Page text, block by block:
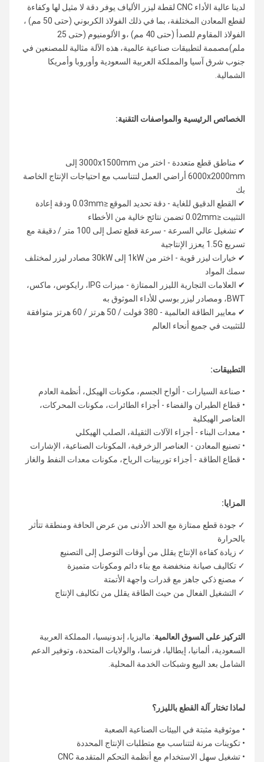
لدينا عالية الأداء CNC لقطة ليزر الألياف يوفر دقة لا مثيل لها وكفاءة
لقطع المعادن المختلفة، بما في ذلك الفولاذ الكربوني (حتى 50 مم) ،
الفولاذ المقاوم للصدأ (حتى 40 مم) ،و الألومنيوم (حتى 25
ملم)مصممة لتطبيقات صناعية عالمية، هذه الآلة مثالية للمصنعين في
جنوب شرق آسيا والمملكة العربية السعودية وأوروبا وأمريكا
الشمالية.
الخصائص الرئيسية والمواصفات التقنية:
✔ مناطق قطع متعددة - اختر من 3000x1500mm إلى
6000x2000mm أراضي العمل لتتناسب مع احتياجات الإنتاج الخاصة
بك
✔ القطع الدقيق للغاية - دقة تحديد الموقع ≤0.03mm ودقة إعادة
التثبيت ≤0.02mm تضمن نتائج خالية من الأخطاء
✔ تشغيل عالي السرعة - سرعة قطع تصل إلى 100 متر / دقيقة مع
تسريع 1.5G يعزز الإنتاجية
✔ خيارات ليزر قوية - اختر من 1kW إلى 30kW مصادر ليزر لمختلف
سمك المواد
✔ العلامات التجارية الليزر الممتازة - ميزات IPG، رايكوس، ماكس،
BWT، ومصادر ليزر بوسي للأداء الموثوق به
✔ معايير الطاقة العالمية - 380 فولت / 50 هرتز / 60 هرتز متوافقة
للتثبيت في جميع أنحاء العالم
التطبيقات:
• صناعة السيارات - ألواح الجسم، مكونات الهيكل، أنظمة العادم
• قطاع الطيران والفضاء - أجزاء الطائرات، مكونات المحركات،
العناصر الهيكلية
• معدات البناء - أجزاء الآلات الثقيلة، الصلب الهيكلي
• تصنيع المعادن - العناصر الزخرفية، المكونات الصناعية، الإشارات
• قطاع الطاقة - أجزاء توربينات الرياح، مكونات معدات النفط والغاز
المزايا:
✓ جودة قطع ممتازة مع الحد الأدنى من عرض الحافة ومنطقة تتأثر
بالحرارة
✓ زيادة كفاءة الإنتاج يقلل من أوقات التوصل إلى التصنيع
✓ تكاليف صيانة منخفضة مع بناء دائم ومكونات متميزة
✓ مصنع ذكي جاهز مع قدرات واجهة الأتمتة
✓ التشغيل الفعال من حيث الطاقة يقلل من تكاليف الإنتاج
التركيز على السوق العالمية: ماليزيا، إندونيسيا، المملكة العربية
السعودية، ألمانيا، إيطاليا، فرنسا، والولايات المتحدة، وتوفير الدعم
الشامل بعد البيع وشبكات الخدمة المحلية.
لماذا تختار آلة القطع بالليزر؟
• موثوقية مثبتة في البيئات الصناعية الصعبة
• تكوينات مرنة لتتناسب مع متطلبات الإنتاج المحددة
• تشغيل سهل الاستخدام مع أنظمة التحكم المتقدمة CNC